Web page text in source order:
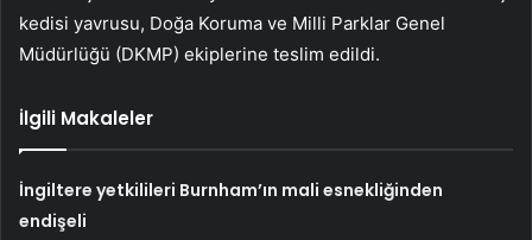
kedisi yavrusu, Doğa Koruma ve Milli Parklar Genel
Müdürlüğü (DKMP) ekiplerine teslim edildi.
İlgili Makaleler
İngiltere yetkilileri Burnham’ın mali esnekliğinden
endişeli